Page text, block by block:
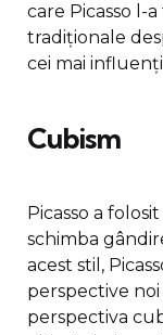
care Picasso l-
tradiționale
cei mai
Cubism
Picasso a
schimba
acest stil,
perspective
perspectiva